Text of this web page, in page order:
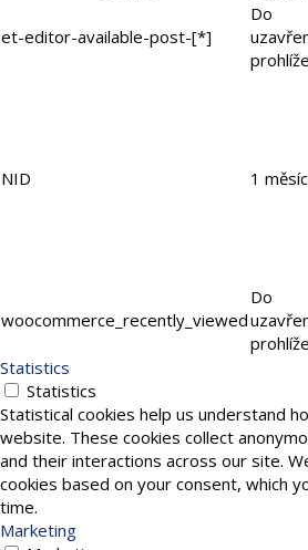
et-editor-available-post-[*]
Do
NID 1 měsíc
woocommerce_recently_viewed
Do
Statistics
Statistics
Statistical cookies help us understand
website. These cookies collect
and their interactions across our site.
cookies based on your consent, which
time.
Marketing